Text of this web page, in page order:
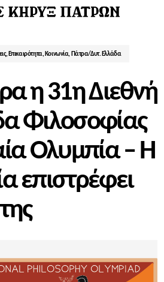
, Επικαιρότητα, Κοινωνία, Πάτρα/Δυτ. Ελλάδα
η 31η Διεθνή
Φιλοσοφίας
Ολυμπία – Η
επιστρέφει